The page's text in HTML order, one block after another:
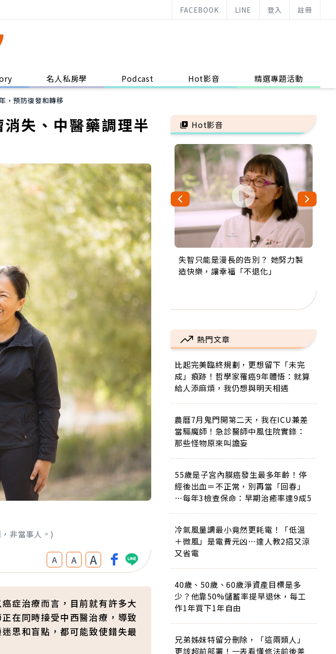
FACEBOOK LINE 登入 註冊
名人私房學 Podcast Hot影音 精選專題活動
，預防復發和轉移
失、中醫藥調理半
非當事人。)
A A A
症治療而言，目前就有許多大
在同時接受中西醫治療，導致
思和盲點，都可能致使錯失最
Hot影音
失智只能是漫長的告別？ 她努力製
造快樂，讓幸福「不退化」
來自剛果的巧克力神父 為台灣奉獻
36年 「台灣是我的家，我連作夢都
63歲卸矽谷副總、搬回台灣找快
樂！「蛋黃哥小丑」走進安養院，
104歲打破金氏世界紀錄 成為全球
最年長羽球選手，分享長壽的秘密
事業巔峰他選擇追夢…黑手阿伯拉
小提琴還登上小巨蛋！連CNN都大
熱門文章
比起完美臨終規劃，更想留下「未完
成」痕跡！哲學家罹癌9年體悟：就算
給人添麻煩，我仍想與明天相遇
農曆7月鬼門開第二天，我在ICU兼差
當驅魔師！急診醫師中風住院實錄：
那些怪物原來叫譫妄
55歲是子宮內膜癌發生最多年齡！停
經後出血＝不正常，別再當「回春」
…每年3檢查保命：早期治癒率達9成5
冷氣風量調最小竟然更耗電！「低溫
＋微風」是電費元凶…達人教2招又涼
又省電
40歲、50歲、60歲淨資產目標是多
少？他靠50%儲蓄率提早退休，每工
作1年買下1年自由
兄弟姊妹特留分刪除，「這兩類人」
更該超前部署！一表看懂修法前後差